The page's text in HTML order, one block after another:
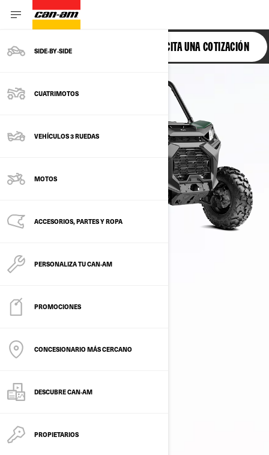
SIDE‑BY‑SIDE
CUATRIMOTOS
VEHÍCULOS 3 RUEDAS
MOTOS
ACCESORIOS, PARTES Y ROPA
PERSONALIZA TU CAN‑AM
PROMOCIONES
CONCESIONARIO MÁS CERCANO
DESCUBRE CAN‑AM
PROPIETARIOS
COMMANDER SOLICITA UNA COTIZACIÓN